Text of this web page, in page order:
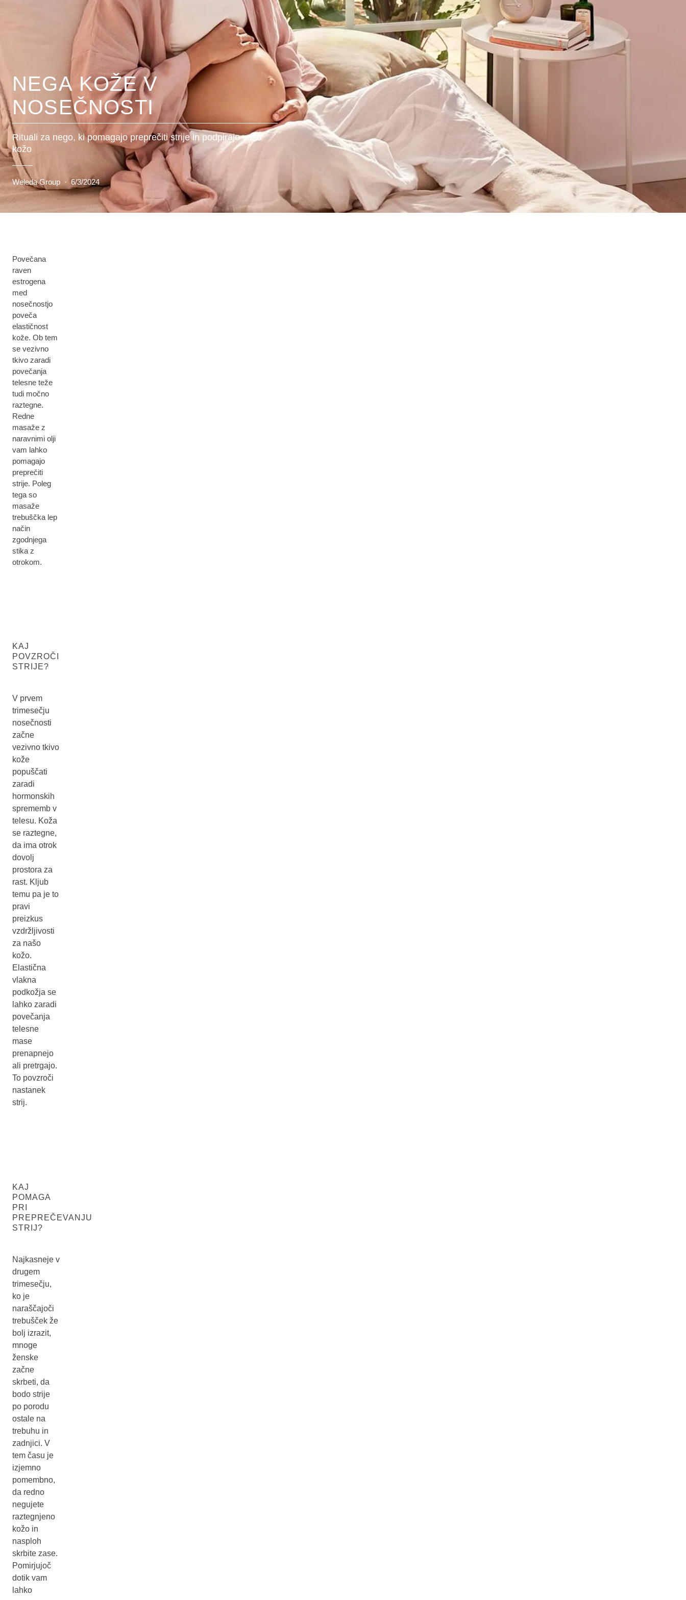
NEGA KOŽE V
NOSEČNOSTI
Rituali za nego, ki pomagajo preprečiti strije in podpirajo vašo
kožo
Weleda Group · 6/3/2024
Povečana
raven
estrogena
med
nosečnostjo
poveča
elastičnost
kože. Ob tem
se vezivno
tkivo zaradi
povečanja
telesne teže
tudi močno
raztegne.
Redne
masaže z
naravnimi olji
vam lahko
pomagajo
preprečiti
strije. Poleg
tega so
masaže
trebuščka lep
način
zgodnjega
stika z
otrokom.
KAJ
POVZROČI
STRIJE?
V prvem
trimesečju
nosečnosti
začne
vezivno tkivo
kože
popuščati
zaradi
hormonskih
sprememb v
telesu. Koža
se raztegne,
da ima otrok
dovolj
prostora za
rast. Kljub
temu pa je to
pravi
preizkus
vzdržljivosti
za našo
kožo.
Elastična
vlakna
podkožja se
lahko zaradi
povečanja
telesne
mase
prenapnejo
ali pretrgajo.
To povzroči
nastanek
strij.
KAJ
POMAGA
PRI
PREPREČEVANJU
STRIJ?
Najkasneje v
drugem
trimesečju,
ko je
naraščajoči
trebušček že
bolj izrazit,
mnoge
ženske
začne
skrbeti, da
bodo strije
po porodu
ostale na
trebuhu in
zadnjici. V
tem času je
izjemno
pomembno,
da redno
negujete
raztegnjeno
kožo in
nasploh
skrbite zase.
Pomirjujoč
dotik vam
lahko